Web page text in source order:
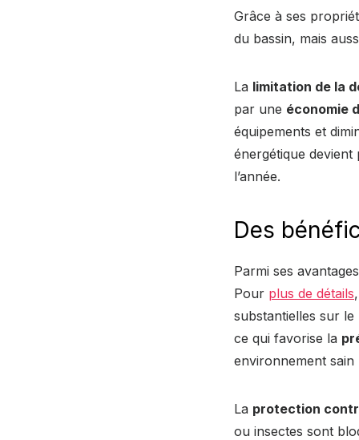
Grâce à ses
du bassin, mais
La limitation de la
par une économie
équipements et
énergétique devient
l’année.
Des
Parmi ses
Pour plus de détails
substantielles sur le
ce qui favorise la
environnement
La protection
ou insectes sont